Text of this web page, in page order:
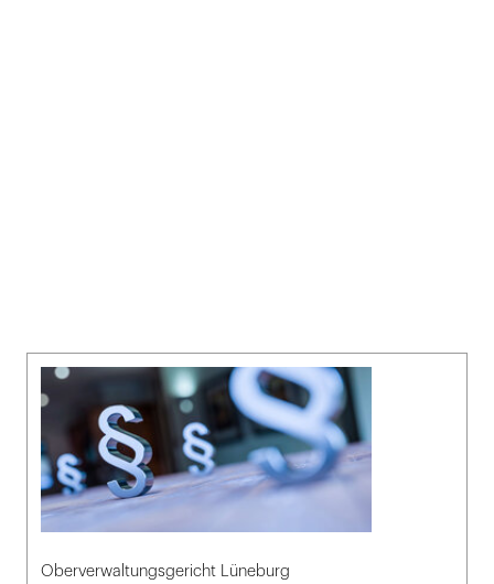
Oberverwaltungsgericht Lüneburg